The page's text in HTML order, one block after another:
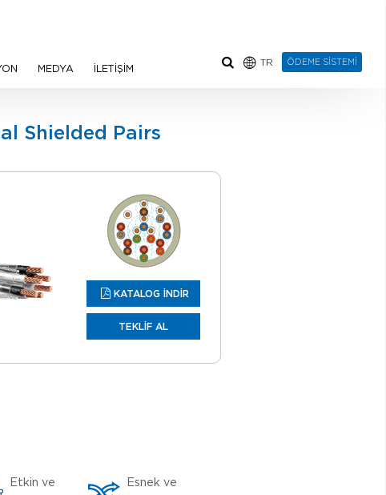
MEDYA İLETİŞİM
TR ÖDEME SİSTEMİ
Shielded Pairs
KATALOG İNDİR
TEKLİF AL
Etkin ve
Esnek ve